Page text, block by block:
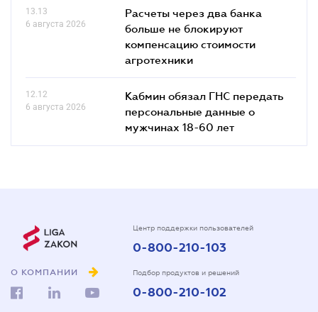
13.13
6 августа 2026
Расчеты через два банка
больше не блокируют
компенсацию стоимости
агротехники
12.12
6 августа 2026
Кабмин обязал ГНС передать
персональные данные о
мужчинах 18-60 лет
О КОМПАНИИ
Центр поддержки пользователей
0-800-210-103
Подбор продуктов и решений
0-800-210-102